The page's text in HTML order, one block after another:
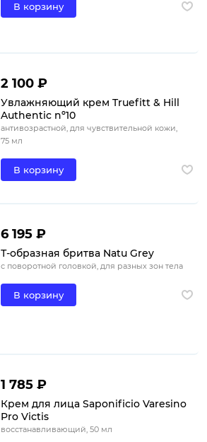
В корзину
2 100 ₽
Увлажняющий крем Truefitt & Hill
Authentic nº10
антивозрастной, для чувствительной кожи,
75 мл
В корзину
6 195 ₽
Т-образная бритва Natu Grey
с поворотной головкой, для разных зон тела
В корзину
1 785 ₽
Крем для лица Saponificio Varesino
Pro Victis
восстанавливающий, 50 мл